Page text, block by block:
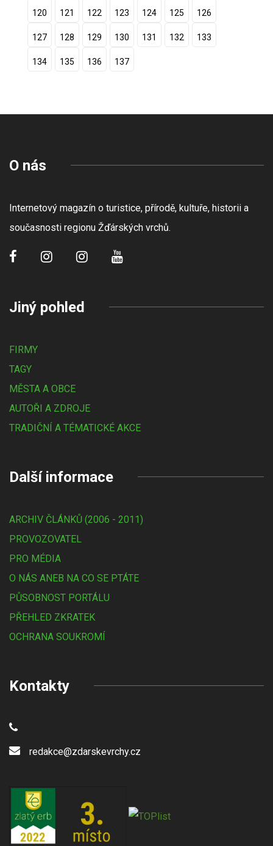
120 121 122 123 124 125 126
127 128 129 130 131 132 133
134 135 136 137
O nás
Internetový magazín o turistice, přírodě, kultuře, historii a
současnosti regionu Žďárských vrchů.
Jiný pohled
FIRMY
TAGY
MĚSTA A OBCE
AUTOŘI A ZDROJE
TRADIČNÍ A TÉMATICKÉ AKCE
Další informace
ARCHIV ČLÁNKŮ (2006 - 2011)
PROVOZOVATEL
PRO MÉDIA
O NÁS ANEB NA CO SE PTÁTE
PŮSOBNOST PORTÁLU
PŘEHLED ZKRATEK
OCHRANA SOUKROMÍ
Kontakty
redakce@zdarskevrchy.cz